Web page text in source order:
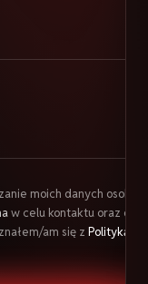
moich danych
w celu kontaktu oraz
am się z Polityką